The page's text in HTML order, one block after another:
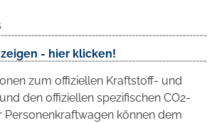
- hier klicken!
zum offiziellen Kraftstoff- und
den offiziellen spezifischen CO2-
Personenkraftwagen können dem